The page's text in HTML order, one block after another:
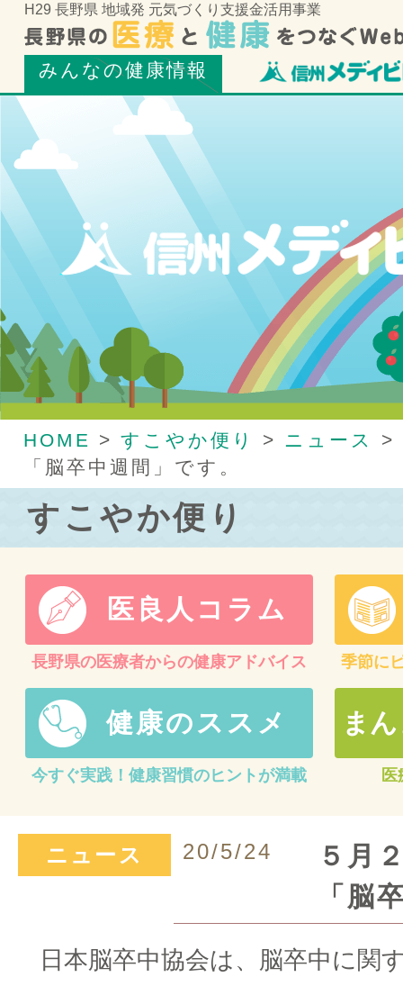
H29 長野県 地域発 元気づくり支援金活用事業
みんなの健康情報
HOME > すこやか便り > ニュース
>
「脳卒中週間」です。
すこやか便り
医良人コラム
長野県の医療者からの健康アドバイス 季節に
健康のススメ
今すぐ実践！健康習慣のヒントが満載
ま
ニュース 20/5/24
５月
「脳
日本脳卒中協会は、脳卒中に関